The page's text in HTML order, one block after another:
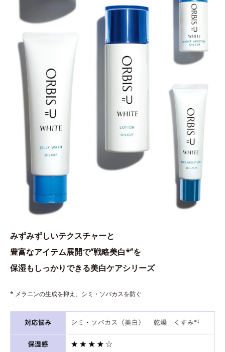
みずみずしいテクスチャーと
豊富なアイテム展開で“戦略美白*”を
保湿もしっかりできる美白ケアシリーズ
* メラニンの生成を抑え、シミ・ソバカスを防ぐ